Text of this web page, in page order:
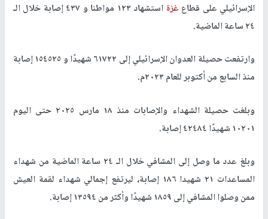
الإسرائيلي على قطاع غزة
استشهاد ١٢٣ مواطنا و ٤٣٧ إصابة خلال الـ
٢٤ ساعة الماضية.
وارتفعت حصيلة العدوان الإسرائيلي إلى ٦١٧٢٢ شهيدًا و ١٥٤٥٢٥ إصابة
منذ السابع من أكتوبر للعام ٢٠٢٣م.
وبلغت حصيلة الشهداء والإصابات منذ ١٨ مارس ٢٠٢٥ حتى اليوم
١٠٢٠١ شهيدًا ٤٢٤٨٤ إصابة.
وبلغ عدد ما وصل إلى المشافي خلال الـ ٢٤ ساعة الماضية من شهداء
المساعدات ٢١ شهيدا ١٨٦ إصابة، ليرتفع إجمالي شهداء لقمة العيش
ممن وصلوا المشافي إلى ١٨٥٩ شهيدًا وأكثر من ١٣٥٩٤ إصابة.